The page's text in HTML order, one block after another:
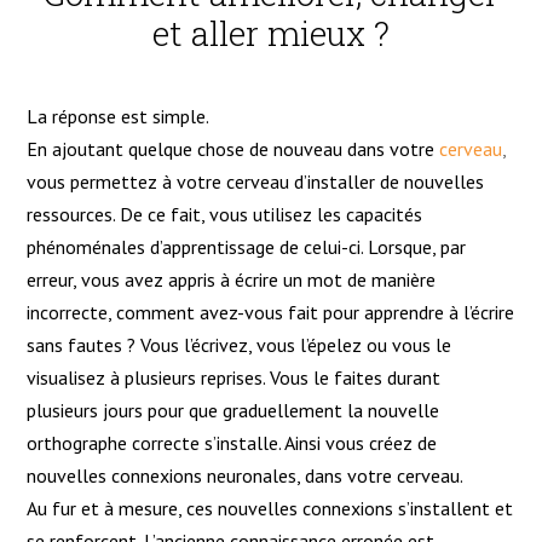
Performance sportive et hypnose
et aller mieux ?
La réponse est simple.
En ajoutant quelque chose de nouveau dans votre cerveau,
vous permettez à votre cerveau d’installer de nouvelles
ressources. De ce fait, vous utilisez les capacités
phénoménales d’apprentissage de celui-ci. Lorsque, par
erreur, vous avez appris à écrire un mot de manière
incorrecte, comment avez-vous fait pour apprendre à l’écrire
sans fautes ? Vous l’écrivez, vous l’épelez ou vous le
visualisez à plusieurs reprises. Vous le faites durant
plusieurs jours pour que graduellement la nouvelle
orthographe correcte s’installe. Ainsi vous créez de
nouvelles connexions neuronales, dans votre cerveau.
Au fur et à mesure, ces nouvelles connexions s’installent et